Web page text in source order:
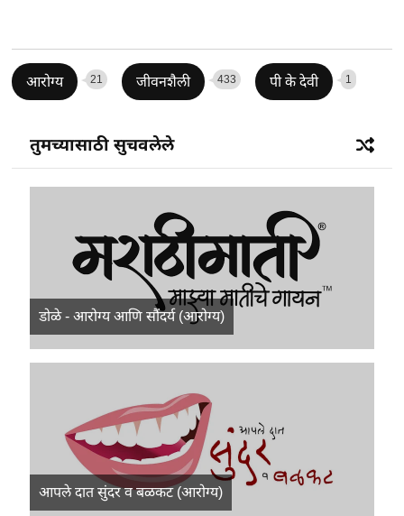
आरोग्य 21 जीवनशैली 433 पी के देवी 1
तुमच्यासाठी सुचवलेले
डोळे - आरोग्य आणि सौंदर्य (आरोग्य)
आपले दात सुंदर व बळकट (आरोग्य)